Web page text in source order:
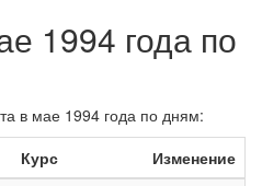
1994 года по
в мае 1994 года по дням:
Курс Изменение